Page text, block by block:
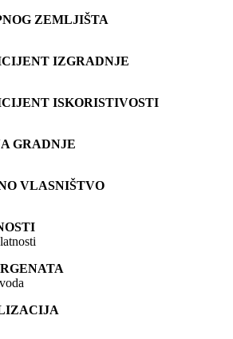
ZEMLJIŠTA
IZGRADNJE
ISKORISTIVOSTI
GRADNJE
VLASNIŠTVO